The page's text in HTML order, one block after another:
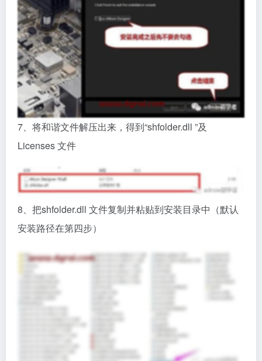
7、将和谐文件解压出来，得到“shfolder.dll ”及
Licenses 文件
8、把shfolder.dll 文件复制并粘贴到安装目录中（默认
安装路径在第四步）